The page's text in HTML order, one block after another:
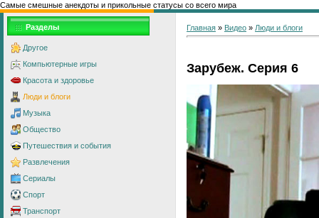
Самые смешные анекдоты и прикольные статусы со всего мира
Разделы
Другое
Компьютерные игры
Красота и здоровье
Люди и блоги
Музыка
Общество
Путешествия и события
Развлечения
Сериалы
Спорт
Транспорт
Главная » Видео » Люди и блоги
Зарубеж. Серия 6